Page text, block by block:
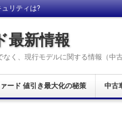
リティは?
最新情報
く、現行モデルに関する情報（
ード 値引き最大化の秘策 中古